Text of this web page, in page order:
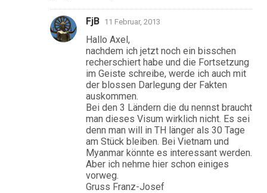
FjB 11 Februar, 2013
Hallo Axel,
nachdem ich jetzt noch ein bisschen
recherschiert habe und die Fortsetzung
im Geiste schreibe, werde ich auch mit
der blossen Darlegung der Fakten
auskommen.
Bei den 3 Ländern die du nennst braucht
man dieses Visum wirklich nicht. Es sei
denn man will in TH länger als 30 Tage
am Stück bleiben. Bei Vietnam und
Myanmar könnte es interessant werden.
Aber ich nehme hier schon einiges
vorweg.
Gruss Franz-Josef